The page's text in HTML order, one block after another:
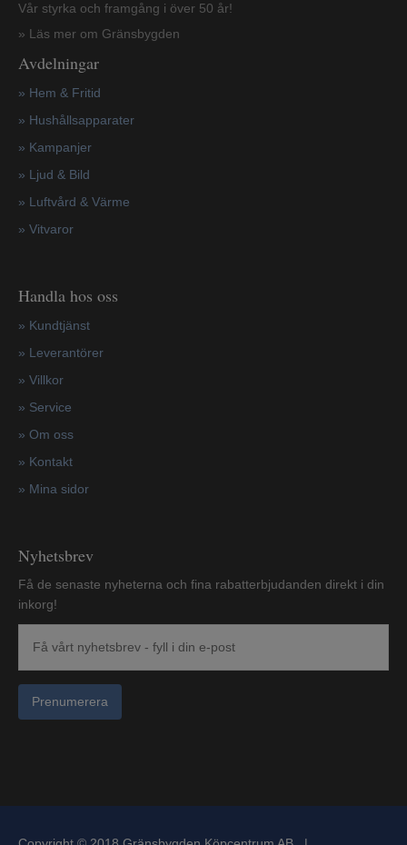
Vår styrka och framgång i över 50 år!
» Läs mer om Gränsbygden
Avdelningar
» Hem & Fritid
» Hushållsapparater
» Kampanjer
» Ljud & Bild
» Luftvård & Värme
» Vitvaror
Handla hos oss
» Kundtjänst
» Leverantörer
» Villkor
» Service
» Om oss
» Kontakt
» Mina sidor
Nyhetsbrev
Få de senaste nyheterna och fina rabatterbjudanden direkt i din
inkorg!
Prenumerera